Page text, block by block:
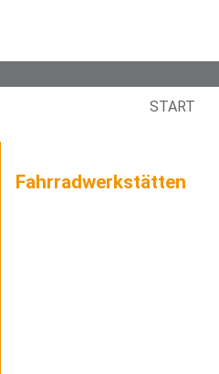
START
Fahrradwerkstätten